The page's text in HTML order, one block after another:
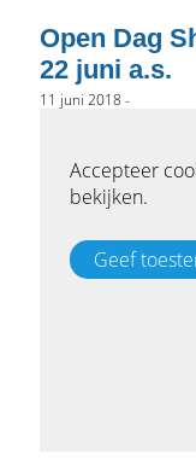
Open Dag
22 juni a.s.
11 juni 2018 -